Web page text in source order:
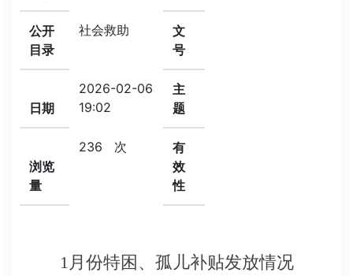
公开
目录
社会救助
文
号
日期
2026-02-06
19:02
主
题
浏览
量
236 次
有
效
性
1月份特困、孤儿补贴发放情况